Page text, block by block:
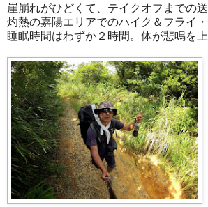
崖崩れがひどくて、テイクオフまでの
灼熱の嘉陽エリアでのハイク＆フライ
睡眠時間はわずか２時間。体が悲鳴を